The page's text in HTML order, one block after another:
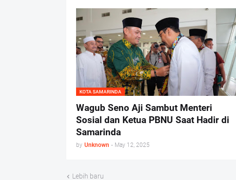
KOTA SAMARINDA
Wagub Seno Aji Sambut Menteri
Sosial dan Ketua PBNU Saat Hadir di
Samarinda
by Unknown - May 12, 2025
Lebih baru